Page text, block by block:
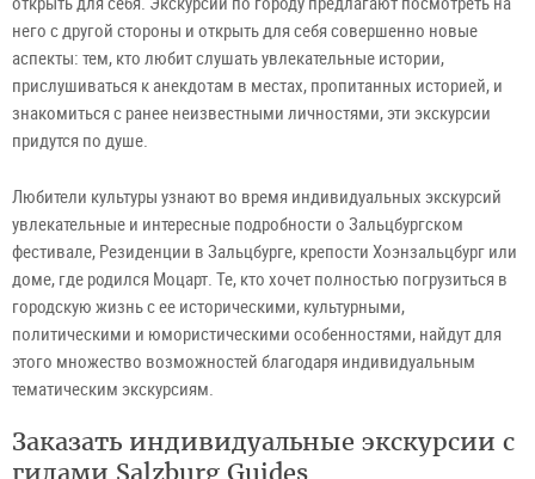
него с другой стороны и открыть для себя совершенно новые
аспекты: тем, кто любит слушать увлекательные истории,
прислушиваться к анекдотам в местах, пропитанных историей, и
знакомиться с ранее неизвестными личностями, эти экскурсии
придутся по душе.
Любители культуры узнают во время индивидуальных экскурсий
увлекательные и интересные подробности о Зальцбургском
фестивале, Резиденции в Зальцбурге, крепости Хоэнзальцбург или
доме, где родился Моцарт. Те, кто хочет полностью погрузиться в
городскую жизнь с ее историческими, культурными,
политическими и юмористическими особенностями, найдут для
этого множество возможностей благодаря индивидуальным
тематическим экскурсиям.
Заказать индивидуальные экскурсии с